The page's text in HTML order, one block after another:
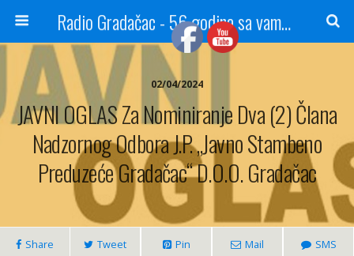
Radio Gradačac - 56 godina sa vama...
02/04/2024
JAVNI OGLAS Za Nominiranje Dva (2) Člana
Nadzornog Odbora J.P. „Javno Stambeno
Preduzeće Gradačac“ D.o.o. Gradačac
Share Tweet Pin Mail SMS